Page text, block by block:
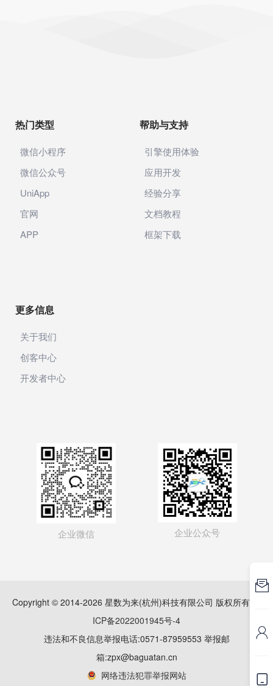
热门类型
微信小程序
微信公众号
UniApp
官网
APP
帮助与支持
引擎使用体验
应用开发
经验分享
文档教程
框架下载
更多信息
关于我们
创客中心
开发者中心
企业微信 企业公众号
Copyright © 2014-2026 星数为来(杭州)科技有限公司 版权所有
ICP备2022001945号-4
违法和不良信息举报电话:0571-87959553 举报邮
箱:zpx@baguatan.cn
网络违法犯罪举报网站


